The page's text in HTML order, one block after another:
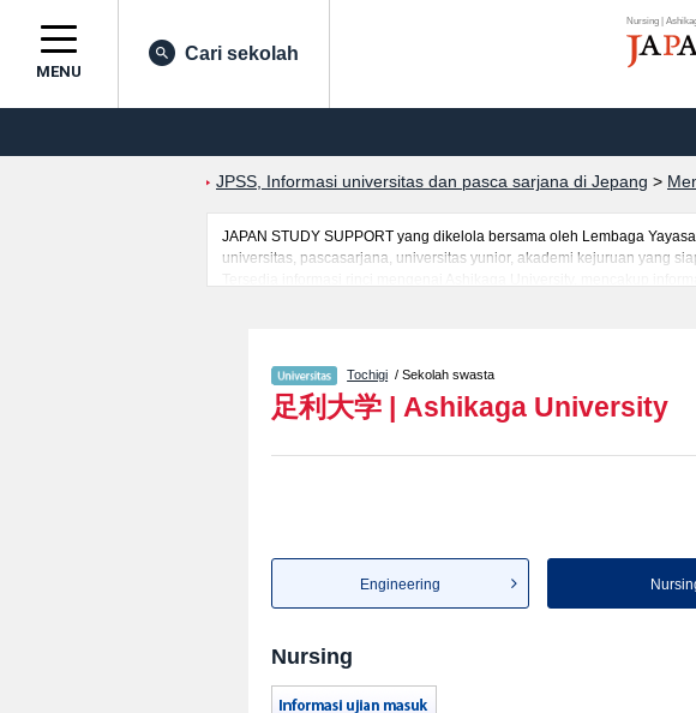
Nursing |
MENU
Cari sekolah
JPSS, Informasi universitas dan pasca sarjana di Jepang >
JAPAN STUDY SUPPORT yang dikelola bersama oleh Lembaga
universitas, pascasarjana, universitas yunior, akademi kejuruan yang
Tersedia informasi rinci mengenai Ashikaga University, mencakup
Tochigi / Sekolah swasta
足利大学 | Ashikaga University
Engineering
Nursing